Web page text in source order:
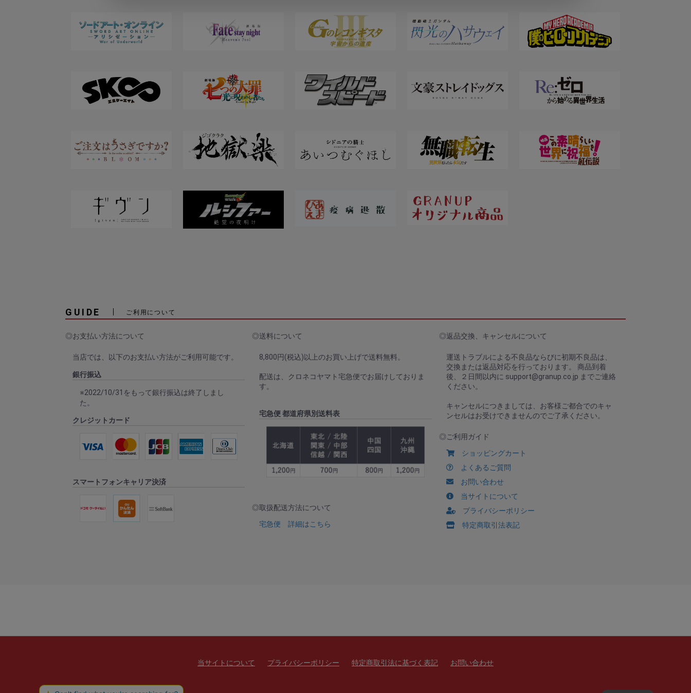
GUIDE ご利用について
◎お支払い方法について
当店では、以下のお支払い方法がご利用可能です。
銀行振込
※2022/10/31をもって銀行振込は終了しまし
た。
クレジットカード
スマートフォンキャリア決済
◎送料について
8,800円(税込)以上のお買い上げで送料無料。
配送は、クロネコヤマト宅急便でお届けしておりま
す。
宅急便 都道府県別送料表
◎取扱配送方法について
宅急便 詳細はこちら
◎返品交換、キャンセルについて
運送トラブルによる不良品ならびに初期不良品は、
交換または返品対応を行っております。 商品到着
後、２日間以内に support@granup.co.jp までご連絡
ください。
キャンセルにつきましては、お客様ご都合でのキャ
ンセルはお受けできませんのでご了承ください。
◎ご利用ガイド
ショッピングカート
よくあるご質問
お問い合わせ
当サイトについて
プライバシーポリシー
特定商取引法表記
当サイトについて プライバシーポリシー 特定商取引法に基づく表記 お問い合わせ